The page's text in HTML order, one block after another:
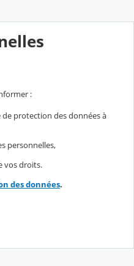
:
protection des données à
personnelles,
vos droits.
des données.